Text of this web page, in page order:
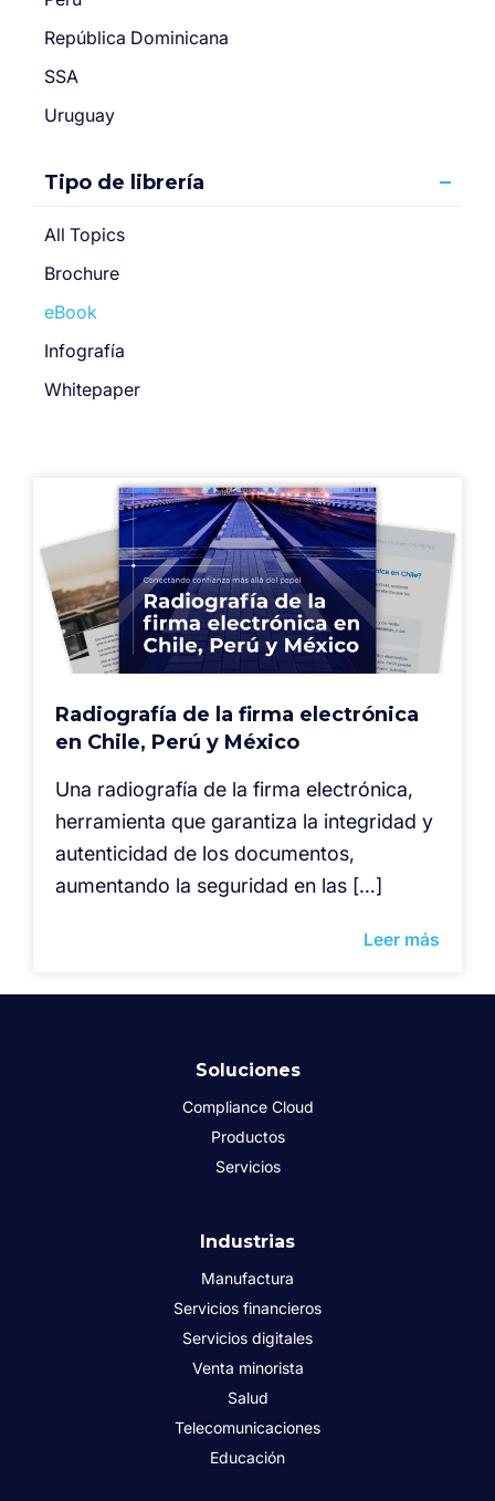
República Dominicana
SSA
Uruguay
Tipo de librería
All Topics
Brochure
eBook
Infografía
Whitepaper
Radiografía de la firma electrónica
en Chile, Perú y México
⁠Una radiografía de la firma electrónica,
herramienta que garantiza la integridad y
autenticidad de los documentos,
aumentando la seguridad en las […]
Leer más
Soluciones
Compliance Cloud
Productos
Servicios
Industrias
Manufactura
Servicios financieros
Servicios digitales
Venta minorista
Salud
Telecomunicaciones
Educación